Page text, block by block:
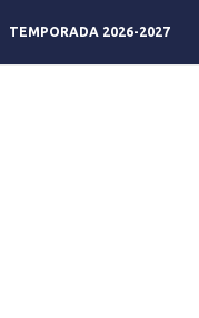
TEMPORADA 2026-2027